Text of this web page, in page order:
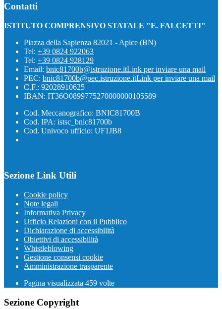
Contatti
ISTITUTO COMPRENSIVO STATALE "E. FALCETTI"
Piazza della Sapienza 82021 - Apice (BN)
Tel: +39 0824 922063
Tel: +39 0824 928129
Email: bnic81700b@istruzione.itLink per inviare una mail
PEC: bnic81700b@pec.istruzione.itLink per inviare una mail
C.F.: 92028910625
IBAN: IT36O0899775270000000105589
Cod. Meccanografico: BNIC81700B
Cod. IPA: istsc_bnic81700b
Cod. Univoco ufficio: UF1JB8
Sezione Link Utili
Cookie policy
Note legali
Informativa Privacy
Ufficio Relazioni con il Pubblico
Dichiarazione di accessibilità
Obiettivi di accessibilità
Whistleblowing
Gestione consensi cookie
Amministrazione trasparente
Pagina visualizzata 459 volte
Sezione Copyright